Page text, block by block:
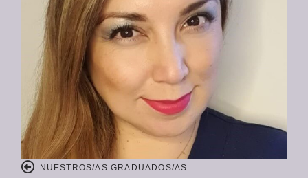
NUESTROS/AS GRADUADOS/AS